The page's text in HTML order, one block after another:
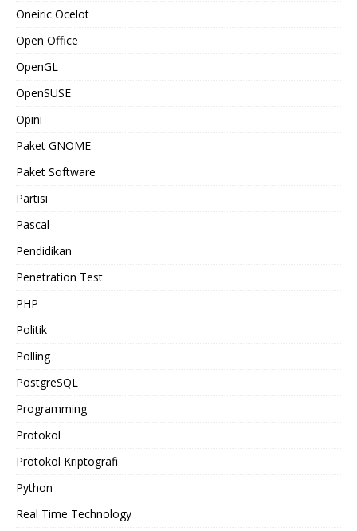
Oneiric Ocelot
Open Office
OpenGL
OpenSUSE
Opini
Paket GNOME
Paket Software
Partisi
Pascal
Pendidikan
Penetration Test
PHP
Politik
Polling
PostgreSQL
Programming
Protokol
Protokol Kriptografi
Python
Real Time Technology